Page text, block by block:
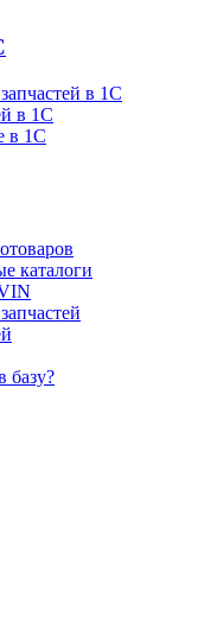
в 1C
в 1С
в 1C
каталоги
базу?